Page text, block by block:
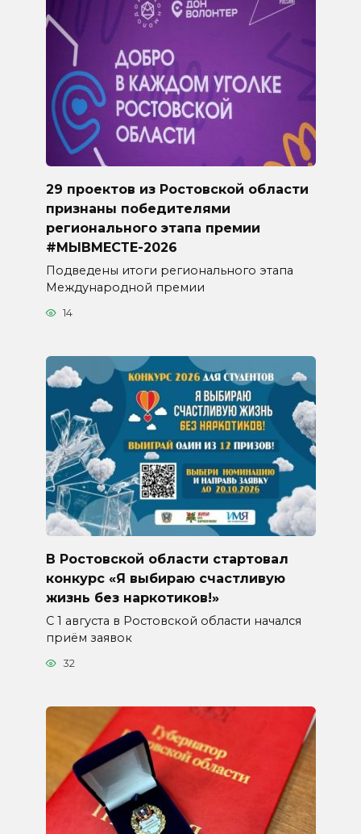
29 проектов из Ростовской области
признаны победителями
регионального этапа премии
#МЫВМЕСТЕ-2026
Подведены итоги регионального этапа
Международной премии
14
В Ростовской области стартовал
конкурс «Я выбираю счастливую
жизнь без наркотиков!»
С 1 августа в Ростовской области начался
приём заявок
32